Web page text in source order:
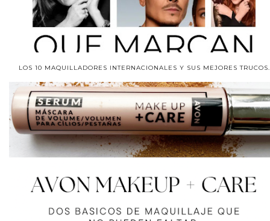
LOS 10 MAQUILLADORES INTERNACIONALES Y SUS MEJORES TRUCOS.